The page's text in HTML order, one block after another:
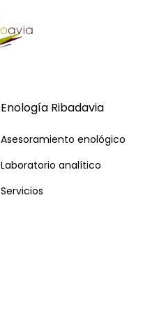
Enología Ribadavia
Asesoramiento enológico
Laboratorio analítico
Servicios